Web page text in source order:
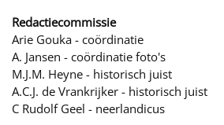
Redactiecommissie
Arie Gouka - coördinatie
A. Jansen - coördinatie foto's
M.J.M. Heyne - historisch juist
A.C.J. de Vrankrijker - historisch juist
C Rudolf Geel - neerlandicus